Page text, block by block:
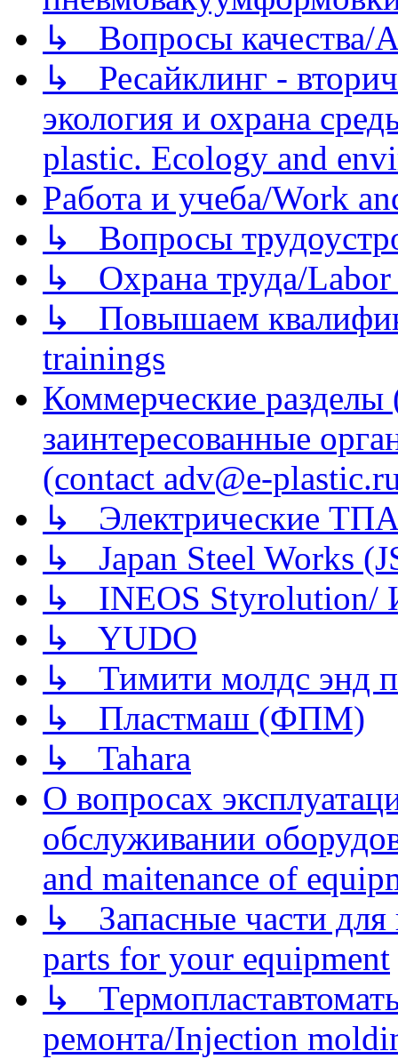
↳ Вопросы качества/
↳ Ресайклинг -
экология и охрана
plastic. Ecology and
Работа и учеба/Work
↳ Вопросы
↳ Охрана труда/Labor
↳ Повышаем
trainings
Коммерческие
заинтересованные
(contact adv@e-
↳ Электрические
↳ Japan Steel Works
↳ INEOS
↳ YUDO
↳ Тимити молдс энд
↳ Пластмаш (ФПМ)
↳ Tahara
О вопросах
обслуживании
and maitenance of
↳ Запасные части для
parts for your equipment
↳
ремонта/Injection